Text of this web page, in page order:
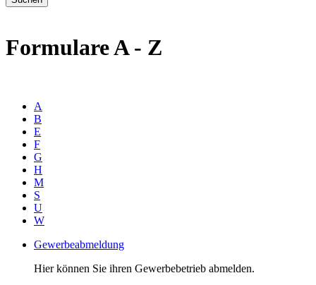
Formulare A - Z
A
B
E
F
G
H
M
S
U
W
Gewerbeabmeldung
Hier können Sie ihren Gewerbebetrieb abmelden.